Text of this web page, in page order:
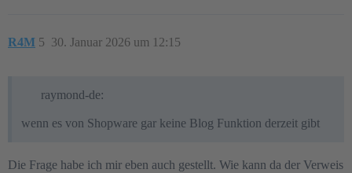
R4M 30. Januar 2026 um 12:15
5
raymond-de:
wenn es von Shopware gar keine Blog Funktion derzeit gibt
Die Frage habe ich mir eben auch gestellt. Wie kann da der Verweis